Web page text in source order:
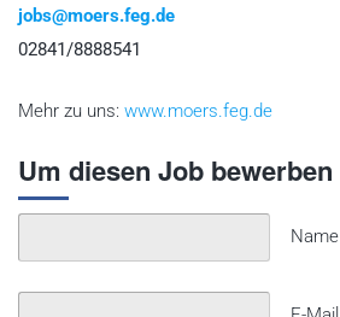
jobs@moers.feg.de
02841/8888541
Mehr zu uns: www.moers.feg.de
Um diesen Job bewerben
Name